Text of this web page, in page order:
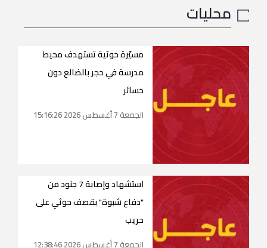
محليات
مسيّرة حوثية تستهدف محيط
مدرسة في حجر بالضالع دون
خسائر
الجمعة 7 أغسطس 2026 15:16:26
استشهاد وإصابة 7 جنود من
"دفاع شبوة" بقصف حوثي على
حريب
الجمعة 7 أغسطس 2026 12:38:46